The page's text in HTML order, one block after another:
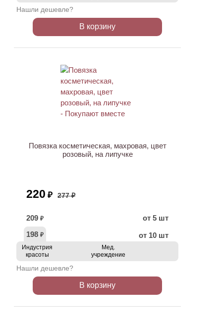
Нашли дешевле?
В корзину
Повязка косметическая, махровая, цвет
розовый, на липучке
220 ₽ 277 ₽
209 ₽
от 5 шт
198 ₽ от 10 шт
Индустрия
красоты
Мед.
учреждение
Нашли дешевле?
В корзину